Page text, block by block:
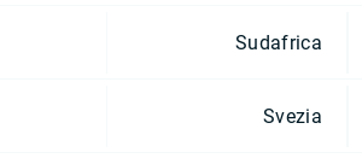
Sudafrica
Svezia